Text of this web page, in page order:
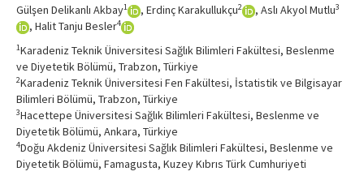
Gülşen Delikanlı Akbay1 , Erdinç Karakullukçu2 , Aslı Akyol Mutlu3
, Halit Tanju Besler4
1Karadeniz Teknik Üniversitesi Sağlık Bilimleri Fakültesi, Beslenme
ve Diyetetik Bölümü, Trabzon, Türkiye
2Karadeniz Teknik Üniversitesi Fen Fakültesi, İstatistik ve Bilgisayar
Bilimleri Bölümü, Trabzon, Türkiye
3Hacettepe Üniversitesi Sağlık Bilimleri Fakültesi, Beslenme ve
Diyetetik Bölümü, Ankara, Türkiye
4Doğu Akdeniz Üniversitesi Sağlık Bilimleri Fakültesi, Beslenme ve
Diyetetik Bölümü, Famagusta, Kuzey Kıbrıs Türk Cumhuriyeti